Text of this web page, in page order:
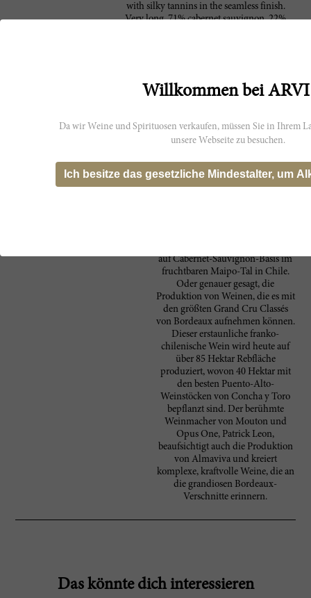
with silky tannins in the seamless finish.
Very long. 71% cabernet sauvignon, 22%
Rothschild and
Concha Y Toro
Ein Joint Venture zwischen einer
der größten kommerziellen
Toro, und der berühmtesten
auf Cabernet-Sauvignon-Basis im
fruchtbaren Maipo-Tal in Chile.
Oder genauer gesagt, die
Produktion von Weinen, die es mit
den größten Grand Cru Classés
von Bordeaux aufnehmen können.
Dieser erstaunliche franko-
chilenische Wein wird heute auf
über 85 Hektar Rebfläche
produziert, wovon 40 Hektar mit
den besten Puento-Alto-
Weinstöcken von Concha y Toro
bepflanzt sind. Der berühmte
Weinmacher von Mouton und
Opus One, Patrick Leon,
beaufsichtigt auch die Produktion
von Almaviva und kreiert
komplexe, kraftvolle Weine, die an
die grandiosen Bordeaux-
Verschnitte erinnern.
Das könnte dich interessieren
Willkommen bei
Da wir Weine und Spirituosen verkaufen, müssen Sie in Ihrem
unsere Webseite zu besuchen.
Ich besitze das gesetzliche Mindestalter, um